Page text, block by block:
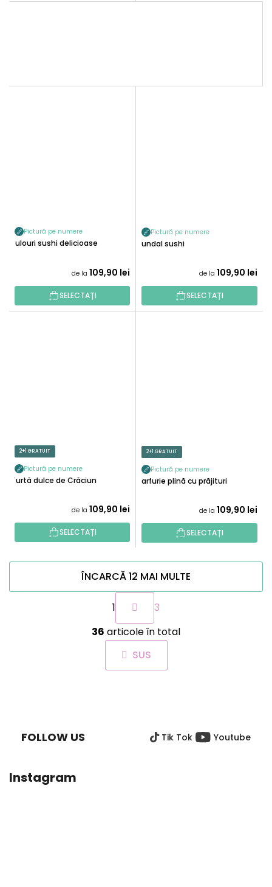
Pictură pe numere
Rulouri sushi delicioase
de la 109,90 lei
SELECTAȚI
Pictură pe numere
Fundal sushi
de la 109,90 lei
SELECTAȚI
2+1 GRATUIT
Pictură pe numere
Turtă dulce de Crăciun
de la 109,90 lei
SELECTAȚI
2+1 GRATUIT
Pictură pe numere
Farfurie plină cu prăjituri
de la 109,90 lei
SELECTAȚI
C
o
n
t
r
ÎNCARCĂ 12 MAI MULTE
P
a
g
i
n
a
r
1
3
36 articole în total
SUS
FOLLOW US Tik Tok Youtube
Instagram